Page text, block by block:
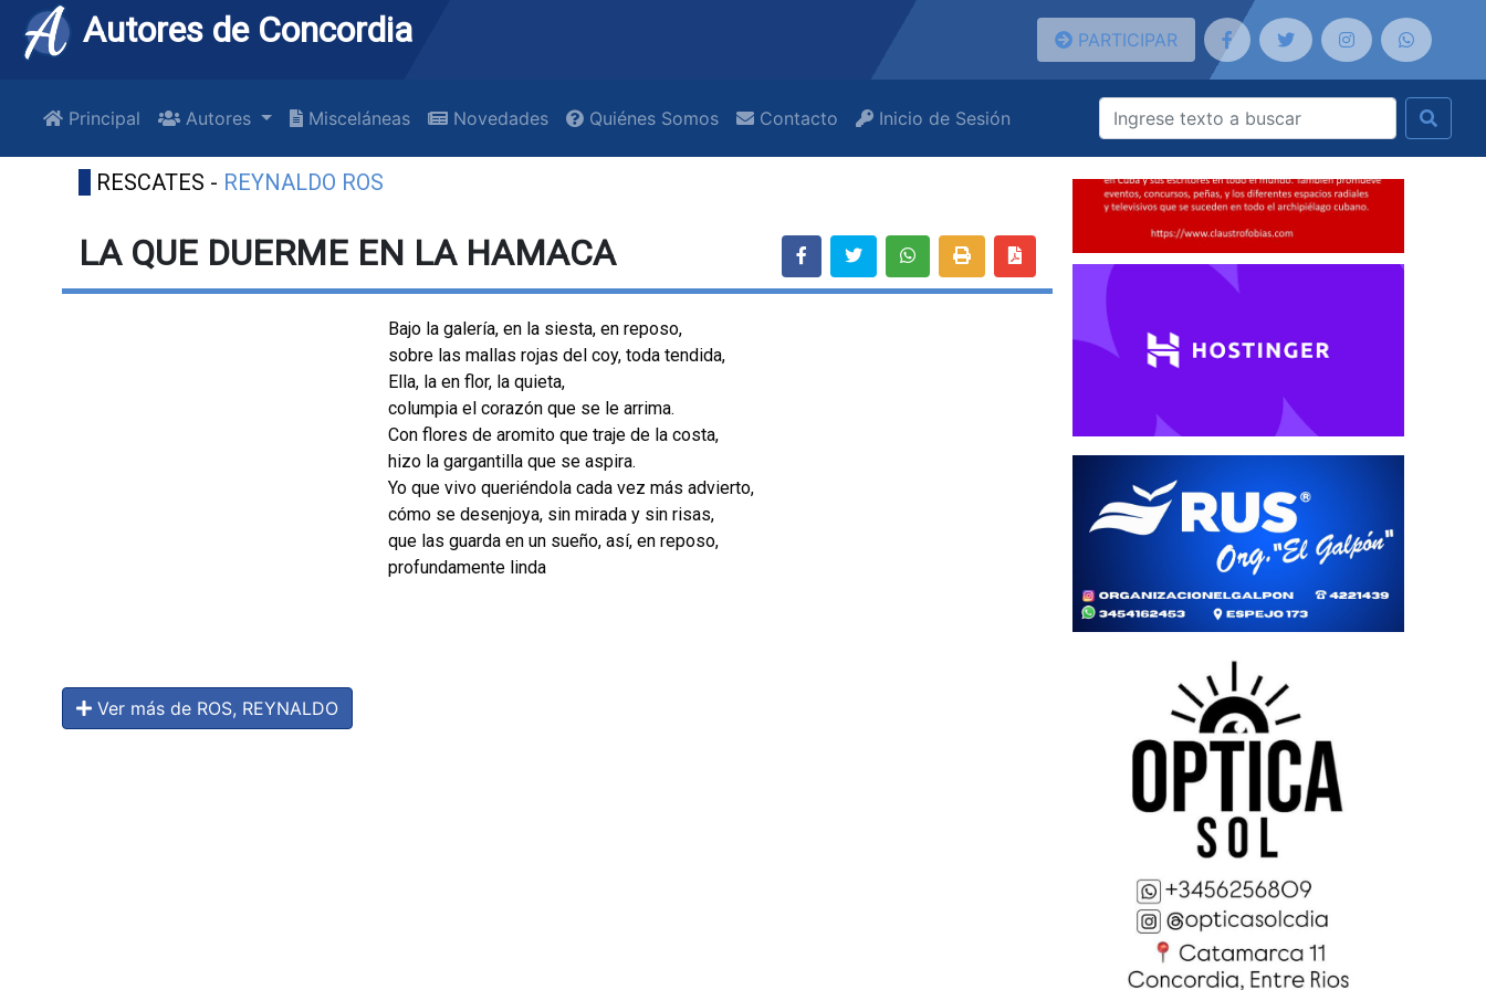
Autores de Concordia PARTICIPAR
Principal Autores Misceláneas Novedades Quiénes Somos Contacto Inicio de Sesión
RESCATES - REYNALDO ROS
LA QUE DUERME EN LA HAMACA
Bajo la galería, en la siesta, en reposo,
sobre las mallas rojas del coy, toda tendida,
Ella, la en flor, la quieta,
columpia el corazón que se le arrima.
Con flores de aromito que traje de la costa,
hizo la gargantilla que se aspira.
Yo que vivo queriéndola cada vez más advierto,
cómo se desenjoya, sin mirada y sin risas,
que las guarda en un sueño, así, en reposo,
profundamente linda
Ver más de ROS, REYNALDO